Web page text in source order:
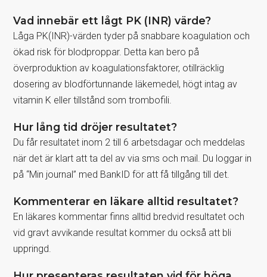
Vad innebär ett lågt PK (INR) värde?
Låga PK(INR)-värden tyder på snabbare koagulation och
ökad risk för blodproppar. Detta kan bero på
överproduktion av koagulationsfaktorer, otillräcklig
dosering av blodförtunnande läkemedel, högt intag av
vitamin K eller tillstånd som trombofili.
Hur lång tid dröjer resultatet?
Du får resultatet inom 2 till 6 arbetsdagar och meddelas
när det är klart att ta del av via sms och mail. Du loggar in
på “Min journal” med BankID för att få tillgång till det.
Kommenterar en läkare alltid resultatet?
En läkares kommentar finns alltid bredvid resultatet och
vid gravt avvikande resultat kommer du också att bli
uppringd.